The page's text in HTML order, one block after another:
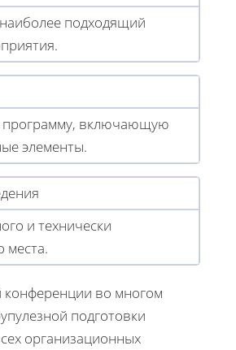
подходящий
программу, включающую
элементы.
и технически
места.
конференции во многом
подготовки
организационных